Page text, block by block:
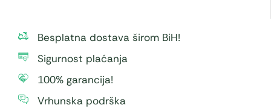
Besplatna dostava širom BiH!
Sigurnost plaćanja
100% garancija!
Vrhunska podrška